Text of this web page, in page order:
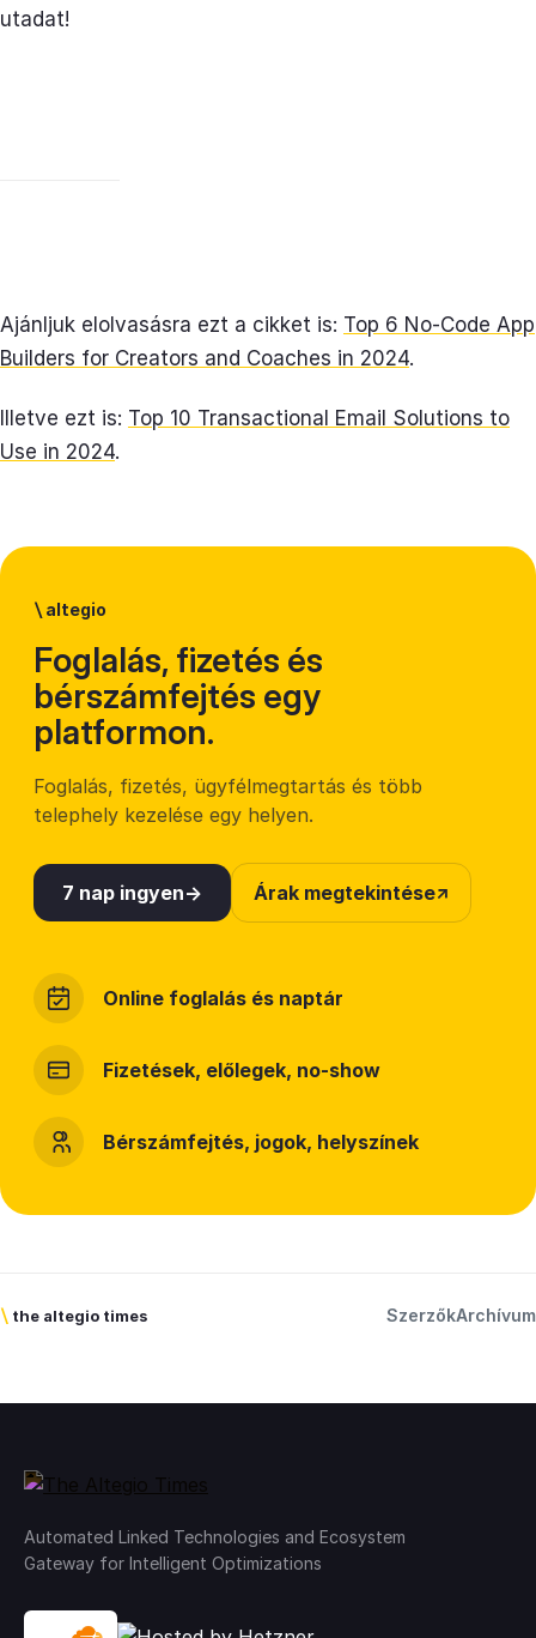
utadat!
Ajánljuk elolvasásra ezt a cikket is: Top 6 No-Code App
Builders for Creators and Coaches in 2024.
Illetve ezt is: Top 10 Transactional Email Solutions to
Use in 2024.
\ altegio
Foglalás, fizetés és
bérszámfejtés egy
platformon.
Foglalás, fizetés, ügyfélmegtartás és több
telephely kezelése egy helyen.
7 nap ingyen Árak megtekintése
Online foglalás és naptár
Fizetések, előlegek, no-show
Bérszámfejtés, jogok, helyszínek
\ the altegio times SzerzőkArchívum
Automated Linked Technologies and Ecosystem
Gateway for Intelligent Optimizations